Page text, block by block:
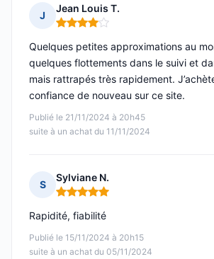
J
Jean Louis T.
Note : 4 sur 5
Publié le 21/11/2024 à 20h45
suite à un achat du 11/11/2024
Quelques petites approximations au
quelques flottements dans le suivi et
mais rattrapés très rapidement.
confiance de nouveau sur ce site.
S
Sylviane N.
Note : 5 sur 5
Publié le 15/11/2024 à 20h15
suite à un achat du 05/11/2024
Rapidité, fiabilité